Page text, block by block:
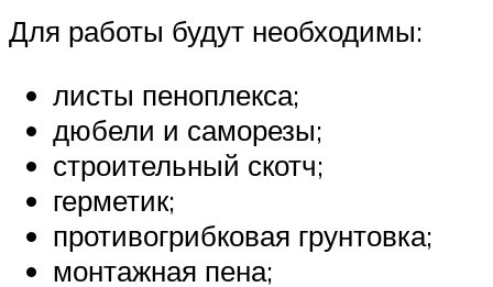
Для работы будут необходимы:
листы пеноплекса;
дюбели и саморезы;
строительный скотч;
герметик;
противогрибковая грунтовка;
монтажная пена;